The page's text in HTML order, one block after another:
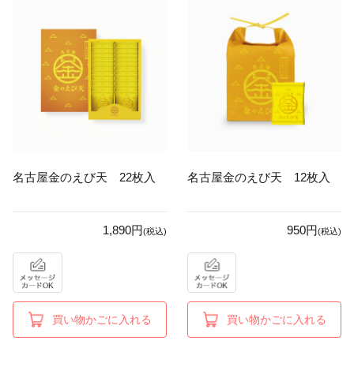
名古屋金のえび天 22枚入
1,890円(税込)
買い物かごに入れる
名古屋金のえび天 12枚入
950円(税込)
買い物かごに入れる